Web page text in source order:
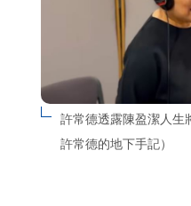
許常德透露陳盈潔人生
許常德的地下手記）